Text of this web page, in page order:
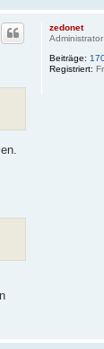
zedonet
Administrator
Beiträge:
Registriert: